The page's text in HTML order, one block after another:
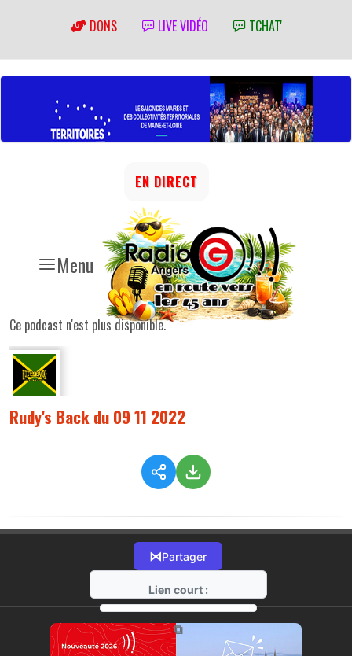
DONS LIVE VIDÉO TCHAT'
Menu
EN DIRECT
Ce podcast n'est plus disponible.
Rudy's Back du 09 11 2022
⋈Partager
Lien court :
https://radio-g.fr?10062
⧉